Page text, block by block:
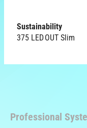
Sustainability
375 LED OUT Slim
Professional